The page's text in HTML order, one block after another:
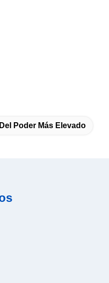
Poder Más Elevado